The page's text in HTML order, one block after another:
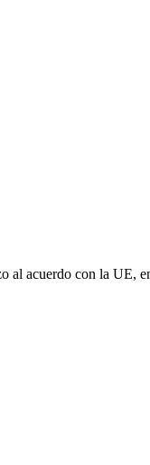
al acuerdo con la UE,